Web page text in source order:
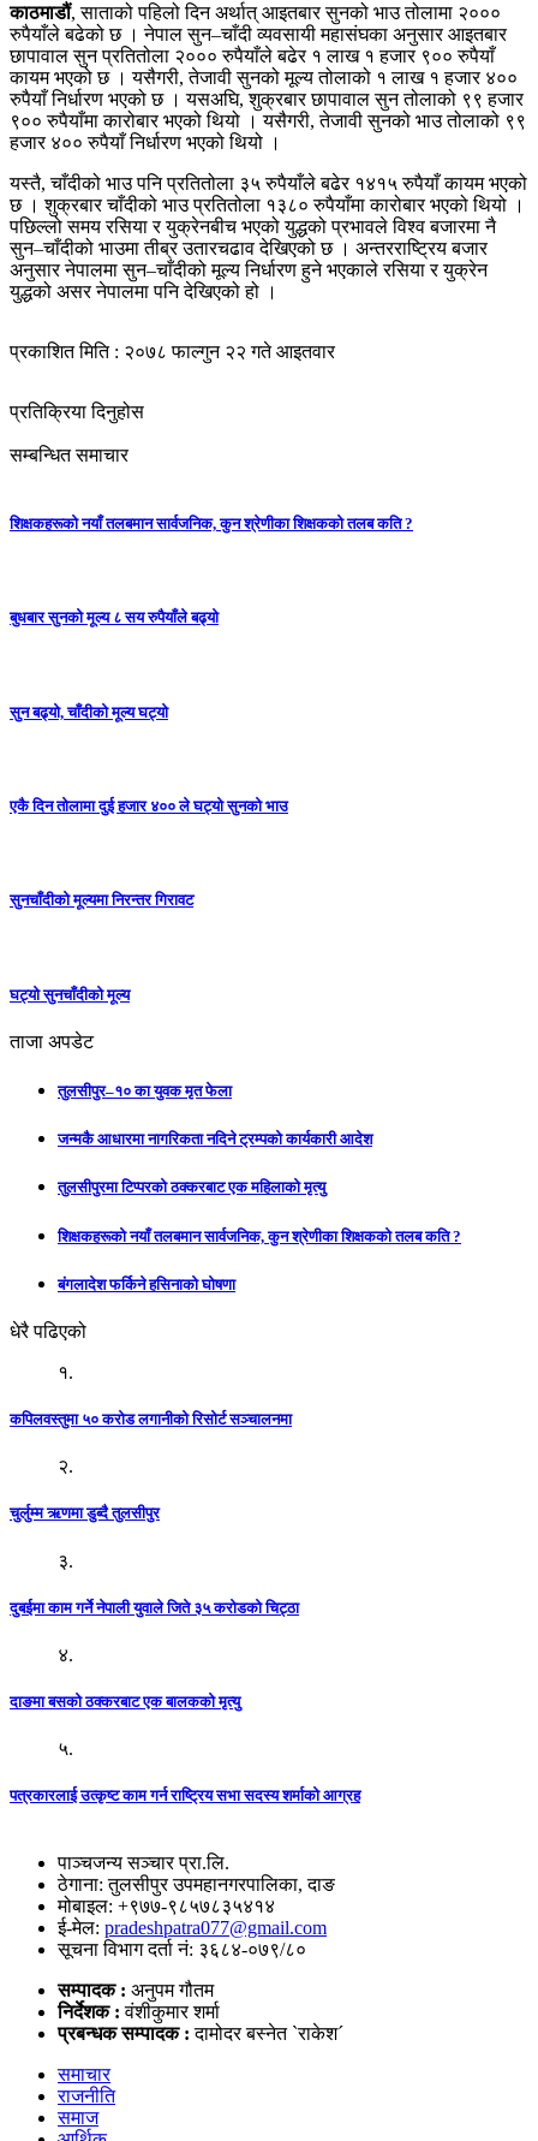
काठमाडौं, साताको पहिलो दिन अर्थात् आइतबार सुनको भाउ तोलामा २०००
रुपैयाँले बढेको छ । नेपाल सुन–चाँदी व्यवसायी महासंघका अनुसार आइतबार
छापावाल सुन प्रतितोला २००० रुपैयाँले बढेर १ लाख १ हजार ९०० रुपैयाँ
कायम भएको छ । यसैगरी, तेजावी सुनको मूल्य तोलाको १ लाख १ हजार ४००
रुपैयाँ निर्धारण भएको छ । यसअघि, शुक्रबार छापावाल सुन तोलाको ९९ हजार
९०० रुपैयाँमा कारोबार भएको थियो । यसैगरी, तेजावी सुनको भाउ तोलाको ९९
हजार ४०० रुपैयाँ निर्धारण भएको थियो ।
यस्तै, चाँदीको भाउ पनि प्रतितोला ३५ रुपैयाँले बढेर १४१५ रुपैयाँ कायम भएको
छ । शुक्रबार चाँदीको भाउ प्रतितोला १३८० रुपैयाँमा कारोबार भएको थियो ।
पछिल्लो समय रसिया र युक्रेनबीच भएको युद्धको प्रभावले विश्व बजारमा नै
सुन–चाँदीको भाउमा तीब्र उतारचढाव देखिएको छ । अन्तरराष्ट्रिय बजार
अनुसार नेपालमा सुन–चाँदीको मूल्य निर्धारण हुने भएकाले रसिया र युक्रेन
युद्धको असर नेपालमा पनि देखिएको हो ।
प्रकाशित मिति : २०७८ फाल्गुन २२ गते आइतवार
प्रतिक्रिया दिनुहोस
सम्बन्धित समाचार
शिक्षकहरूको नयाँ तलबमान सार्वजनिक, कुन श्रेणीका शिक्षकको तलब कति ?
बुधबार सुनको मूल्य ८ सय रुपैयाँले बढ्यो
सुन बढ्यो, चाँदीको मूल्य घट्यो
एकै दिन तोलामा दुई हजार ४०० ले घट्यो सुनको भाउ
सुनचाँदीको मूल्यमा निरन्तर गिरावट
घट्यो सुनचाँदीको मूल्य
ताजा अपडेट
तुलसीपुर–१० का युवक मृत फेला
जन्मकै आधारमा नागरिकता नदिने ट्रम्पको कार्यकारी आदेश
तुलसीपुरमा टिप्परको ठक्करबाट एक महिलाको मृत्यु
शिक्षकहरूको नयाँ तलबमान सार्वजनिक, कुन श्रेणीका शिक्षकको तलब कति ?
बंगलादेश फर्किने हसिनाको घोषणा
धेरै पढिएको
१.
कपिलवस्तुमा ५० करोड लगानीको रिसोर्ट सञ्चालनमा
२.
चुर्लुम्म ऋणमा डुब्दै तुलसीपुर
३.
दुबईमा काम गर्ने नेपाली युवाले जिते ३५ करोडको चिट्ठा
४.
दाङमा बसको ठक्करबाट एक बालकको मृत्यु
५.
पत्रकारलाई उत्कृष्ट काम गर्न राष्ट्रिय सभा सदस्य शर्माको आग्रह
पाञ्चजन्य सञ्चार प्रा.लि.
ठेगाना: तुलसीपुर उपमहानगरपालिका, दाङ
मोबाइल: +९७७-९८५७८३५४१४
ई-मेल: pradeshpatra077@gmail.com
सूचना विभाग दर्ता नं: ३६८४-०७९/८०
सम्पादक : अनुपम गौतम
निर्देशक :वंशीकुमार शर्मा
प्रबन्धक सम्पादक :दामोदर बस्नेत `राकेश´
समाचार
राजनीति
समाज